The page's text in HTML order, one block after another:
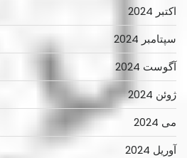
اکتبر 2024
سپتامبر 2024
آگوست 2024
ژوئن 2024
می 2024
آوریل 2024